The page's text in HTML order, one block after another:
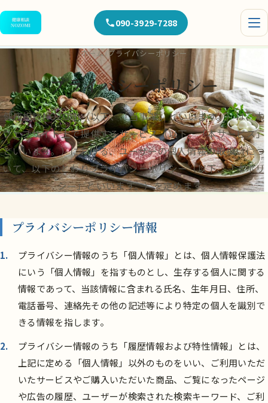
090-3929-7288
ホーム/プライバシーポリシー
プライバシーポリシー
健康相談NOZOMI（以下、「当事業」といいます。）は、本
ウェブサイト上で提供するサービス（以下、「本サービス」
といいます。）における、ユーザーの個人情報の取扱いにつ
いて、以下のとおりプライバシーポリシー（以下、「本ポリ
シー」といいます。）を定めます。
プライバシーポリシー情報
プライバシー情報のうち「個人情報」とは、個人情報保護法
にいう「個人情報」を指すものとし、生存する個人に関する
情報であって、当該情報に含まれる氏名、生年月日、住所、
電話番号、連絡先その他の記述等により特定の個人を識別で
きる情報を指します。
プライバシー情報のうち「履歴情報および特性情報」とは、
上記に定める「個人情報」以外のものをいい、ご利用いただ
いたサービスやご購入いただいた商品、ご覧になったページ
や広告の履歴、ユーザーが検索された検索キーワード、ご利